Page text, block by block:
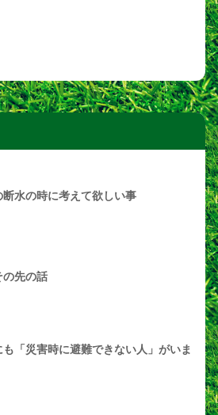
断水の時に考えて欲しい事
の先の話
「災害時に避難できない人」がいま